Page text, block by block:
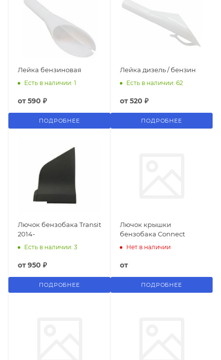
Лейка бензиновая
Есть в наличии: 1
от590 ₽
ПОДРОБНЕЕ
Лейка дизель / бензин
Есть в наличии: 62
от520 ₽
ПОДРОБНЕЕ
Лючок бензобака Transit
2014-
Есть в наличии: 3
от950 ₽
ПОДРОБНЕЕ
Лючок крышки
бензобака Connect
Нет в наличии
от
ПОДРОБНЕЕ